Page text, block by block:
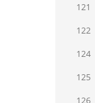
121
122
124
125
126